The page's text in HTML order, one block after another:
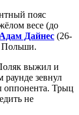
пояс
весе (до
Адам Дайнес (26-
Польши.
выжил и
раунде зевнул
оппонента. Трыц
не